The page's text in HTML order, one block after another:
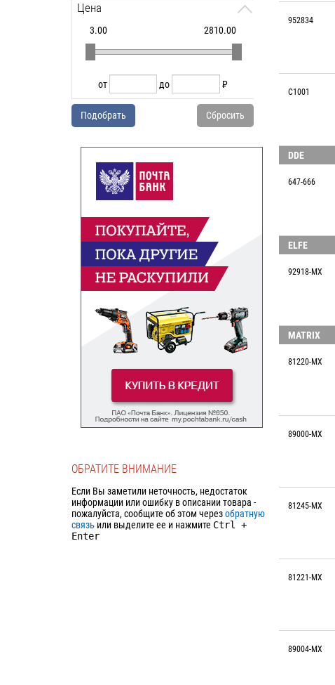
952834
C1001
DDE
647-666
ELFE
92918-MX
MATRIX
81220-MX
89000-MX
81245-MX
81221-MX
89004-MX
Цена
3.00 2810.00
от до
P
УБ.
Подобрать
Сбросить
ОБРАТИТЕ ВНИМАНИЕ
Если Вы заметили неточность, недостаток
информации или ошибку в описании товара -
пожалуйста, сообщите об этом черезобратную
связь или выделите ее и нажмите Ctrl +
Enter